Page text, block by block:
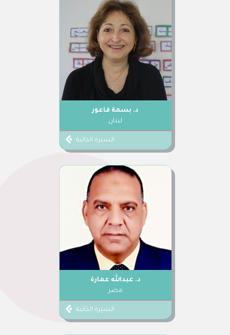
د. بسمة فاعور
لبنان
السيرة الذاتية
د. عبدالله عمارة
مصر
السيرة الذاتية